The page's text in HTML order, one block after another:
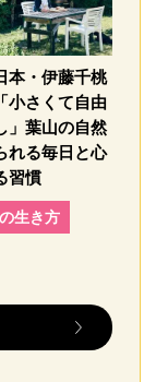
本・伊藤千桃
小さくて自由
」葉山の自然
れる毎日と心
習慣
生き方